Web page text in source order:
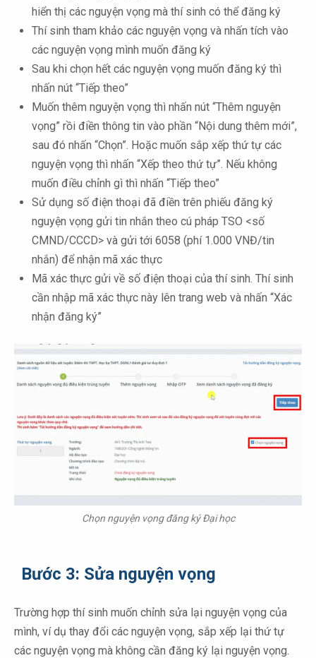
hiển thị các nguyện vọng mà thí sinh có thể đăng ký
Thí sinh tham khảo các nguyện vọng và nhấn tích vào
các nguyện vọng mình muốn đăng ký
Sau khi chọn hết các nguyện vọng muốn đăng ký thì
nhấn nút “Tiếp theo”
Muốn thêm nguyện vọng thì nhấn nút “Thêm nguyện
vọng” rồi điền thông tin vào phần “Nội dung thêm mới”,
sau đó nhấn “Chọn”. Hoặc muốn sắp xếp thứ tự các
nguyện vọng thì nhấn “Xếp theo thứ tự”. Nếu không
muốn điều chỉnh gì thì nhấn “Tiếp theo”
Sử dụng số điện thoại đã điền trên phiếu đăng ký
nguyện vọng gửi tin nhắn theo cú pháp TSO <số
CMND/CCCD> và gửi tới 6058 (phí 1.000 VNĐ/tin
nhắn) để nhận mã xác thực
Mã xác thực gửi về số điện thoại của thí sinh. Thí sinh
cần nhập mã xác thực này lên trang web và nhấn “Xác
nhận đăng ký”
Chọn nguyện vọng đăng ký Đại học
Bước 3: Sửa nguyện vọng
Trường hợp thí sinh muốn chỉnh sửa lại nguyện vọng của
mình, ví dụ thay đổi các nguyện vọng, sắp xếp lại thứ tự
các nguyện vọng mà không cần đăng ký lại nguyện vọng.